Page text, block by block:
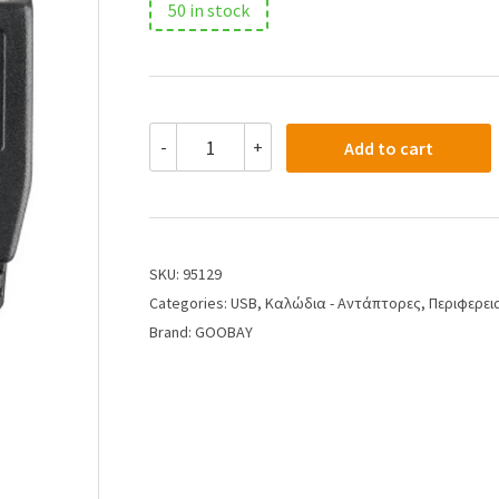
50 in stock
- + Add to cart
SKU: 95129
Categories: USB, Καλώδια - Αντάπτορες,
Brand: GOOBAY